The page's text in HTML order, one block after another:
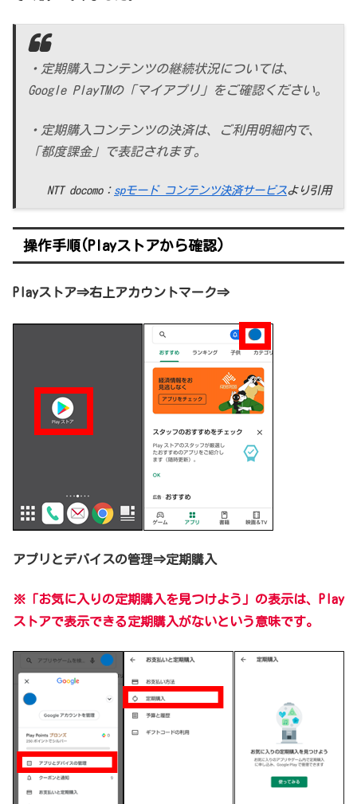
・定期購入コンテンツの継続状況については、
Google PlayTMの「マイアプリ」をご確認ください。
・定期購入コンテンツの決済は、ご利用明細内で、
「都度課金」で表記されます。
NTT docomo： spモード コンテンツ決済サービスより引用
操作手順(Playストアから確認)
Playストア⇒右上アカウントマーク⇒
アプリとデバイスの管理⇒定期購入
※「お気に入りの定期購入を見つけよう」の表示は、Play
ストアで表示できる定期購入がないという意味です。